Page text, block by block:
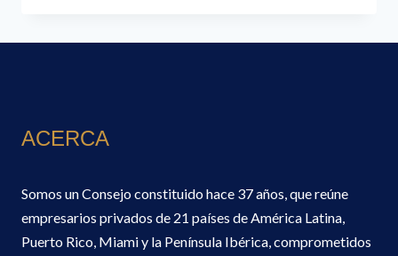
UNLESS
ACERCA
Somos un Consejo constituido hace 37 años, que reúne
empresarios privados de 21 países de América Latina,
Puerto Rico, Miami y la Península Ibérica, comprometidos